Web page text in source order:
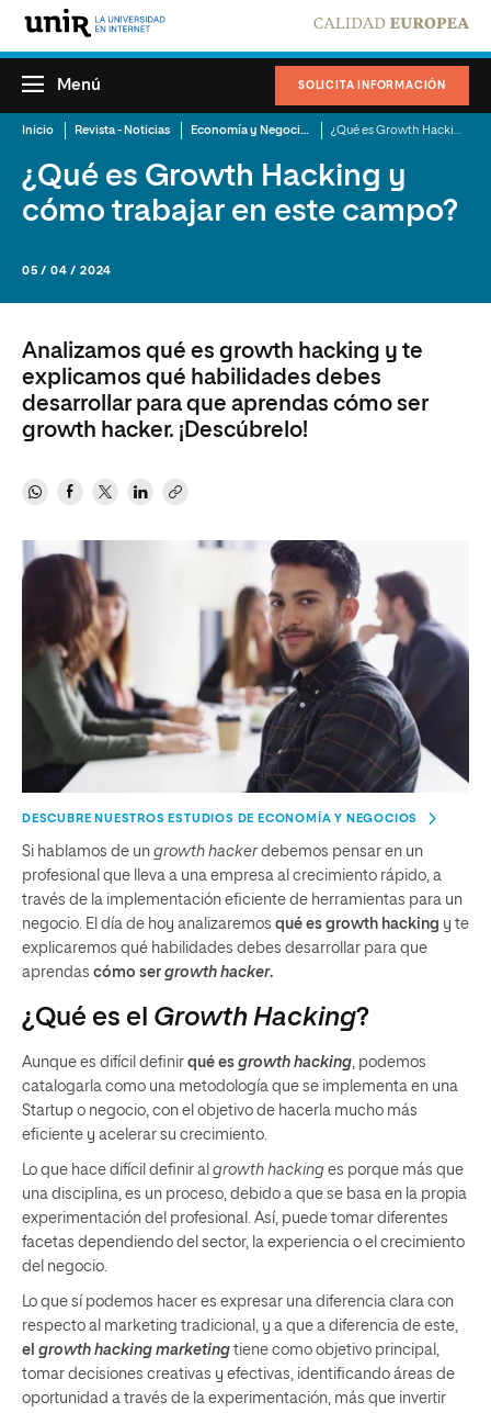
SOLICITA INFORMACIÓN
Menú
Inicio Revista - Noticias Economía y Negocios
¿Qué es Growth Hacking y
cómo trabajar en este campo?
05 / 04 / 2024
Analizamos qué es growth hacking y te
explicamos qué habilidades debes
desarrollar para que aprendas cómo ser
growth hacker. ¡Descúbrelo!
DESCUBRE NUESTROS ESTUDIOS DE ECONOMÍA Y NEGOCIOS
Si hablamos de un growth hackerdebemos pensar en un
profesional que lleva a una empresa al crecimiento rápido, a
través de la implementación eficiente de herramientas para un
negocio. El día de hoy analizaremos qué es growth hacking y te
explicaremos qué habilidades debes desarrollar para que
aprendas cómo ser growth hacker.
¿Qué es el Growth Hacking?
Aunque es difícil definir qué es growth hacking , podemos
catalogarla como una metodología que se implementa en una
Startup o negocio, con el objetivo de hacerla mucho más
eficiente y acelerar su crecimiento.
Lo que hace difícil definir al growth hacking es porque más que
una disciplina, es un proceso, debido a que se basa en la propia
experimentación del profesional. Así, puede tomar diferentes
facetas dependiendo del sector, la experiencia o el crecimiento
del negocio.
Lo que sí podemos hacer es expresar una diferencia clara con
respecto al marketing tradicional, y a que a diferencia de este,
el growth hacking marketing tiene como objetivo principal,
tomar decisiones creativas y efectivas, identificando áreas de
oportunidad a través de la experimentación, más que invertir